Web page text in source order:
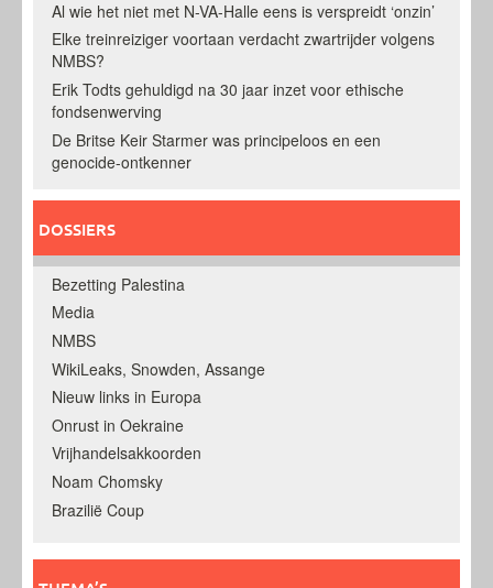
Al wie het niet met N-VA-Halle eens is verspreidt ‘onzin’
Elke treinreiziger voortaan verdacht zwartrijder volgens
NMBS?
Erik Todts gehuldigd na 30 jaar inzet voor ethische
fondsenwerving
De Britse Keir Starmer was principeloos en een
genocide-ontkenner
DOSSIERS
Bezetting Palestina
Media
NMBS
WikiLeaks, Snowden, Assange
Nieuw links in Europa
Onrust in Oekraine
Vrijhandelsakkoorden
Noam Chomsky
Brazilië Coup